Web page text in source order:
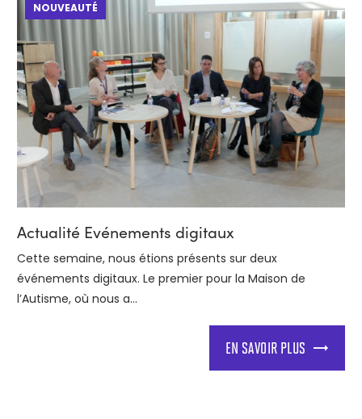
NOUVEAUTÉ
Actualité Evénements digitaux
Cette semaine, nous étions présents sur deux
événements digitaux. Le premier pour la Maison de
l’Autisme, où nous a...
EN SAVOIR PLUS